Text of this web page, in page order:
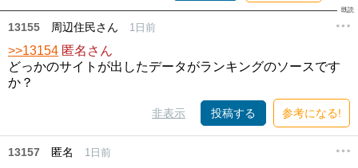
13155 周辺住民さん 1日前
>>13154 匿名さん
どっかのサイトが出したデータがランキングのソースです
か？
非表示 投稿する 参考になる!
13157 匿名 1日前